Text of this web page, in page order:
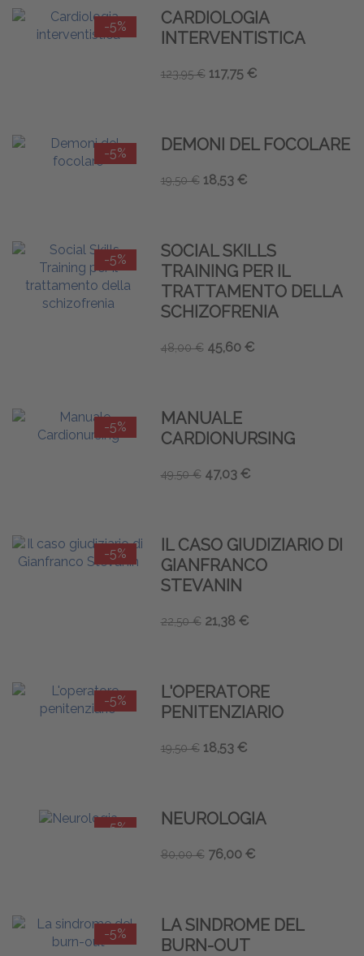
-5%
CARDIOLOGIA
INTERVENTISTICA
123,95 € 117,75 €
-5% DEMONI DEL FOCOLARE
19,50 € 18,53 €
-5%
SOCIAL SKILLS
TRAINING PER IL
TRATTAMENTO DELLA
SCHIZOFRENIA
48,00 € 45,60 €
-5%
MANUALE
CARDIONURSING
49,50 € 47,03 €
-5%
IL CASO GIUDIZIARIO DI
GIANFRANCO
STEVANIN
22,50 € 21,38 €
-5%
L'OPERATORE
PENITENZIARIO
19,50 € 18,53 €
-5% NEUROLOGIA
80,00 € 76,00 €
-5%
LA SINDROME DEL
BURN-OUT